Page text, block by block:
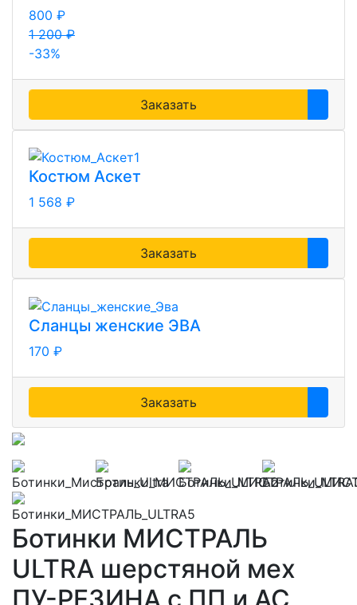
800 ₽
1 200 ₽
-33%
Заказать
Костюм Аскет
1 568 ₽
Заказать
Сланцы женские ЭВА
170 ₽
Заказать
Ботинки МИСТРАЛЬ
ULTRA шерстяной мех